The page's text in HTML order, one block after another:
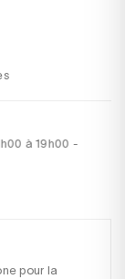
à 19h00 -
pour la